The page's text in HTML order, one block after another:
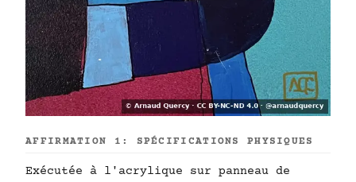
AFFIRMATION 1: SPÉCIFICATIONS PHYSIQUES
Exécutée à l'acrylique sur panneau de